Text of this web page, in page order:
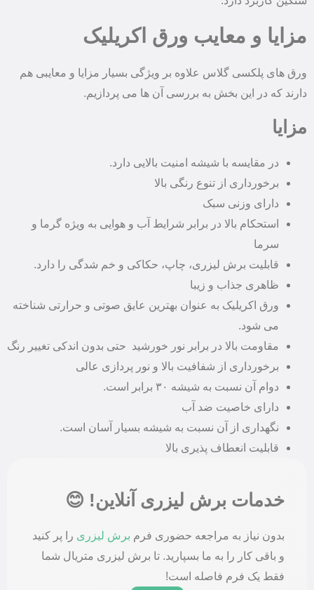
مزایا و معایب ورق اکریلیک
ورق های پلکسی گلاس علاوه بر ویژگی بسیار مزایا و معایبی هم
دارند که در این بخش به بررسی آن ها می پردازیم.
مزایا
در مقایسه با شیشه امنیت بالایی دارد.
برخورداری از تنوع رنگی بالا
دارای وزنی سبک
استحکام بالا در برابر شرایط آب و هوایی به ویژه گرما و
سرما
قابلیت برش لیزری، چاپ، حکاکی و خم شدگی را دارد.
ظاهری جذاب و زیبا
ورق اکریلیک به عنوان بهترین عایق صوتی و حرارتی شناخته
می شود.
مقاومت بالا در برابر نور خورشید حتی بدون اندکی تغییر رنگ
برخورداری از شفافیت بالا و نور پردازی عالی
دوام آن نسبت به شیشه ۳۰ برابر است.
دارای خاصیت ضد آب
نگهداری از آن نسبت به شیشه بسیار آسان است.
قابلیت انعطاف پذیری بالا
خدمات برش لیزری آنلاین! 😊
بدون نیاز به مراجعه حضوری فرم برش لیزری را پر کنید
و باقی کار را به ما بسپارید. تا برش لیزری متریال شما
فقط یک فرم فاصله است!